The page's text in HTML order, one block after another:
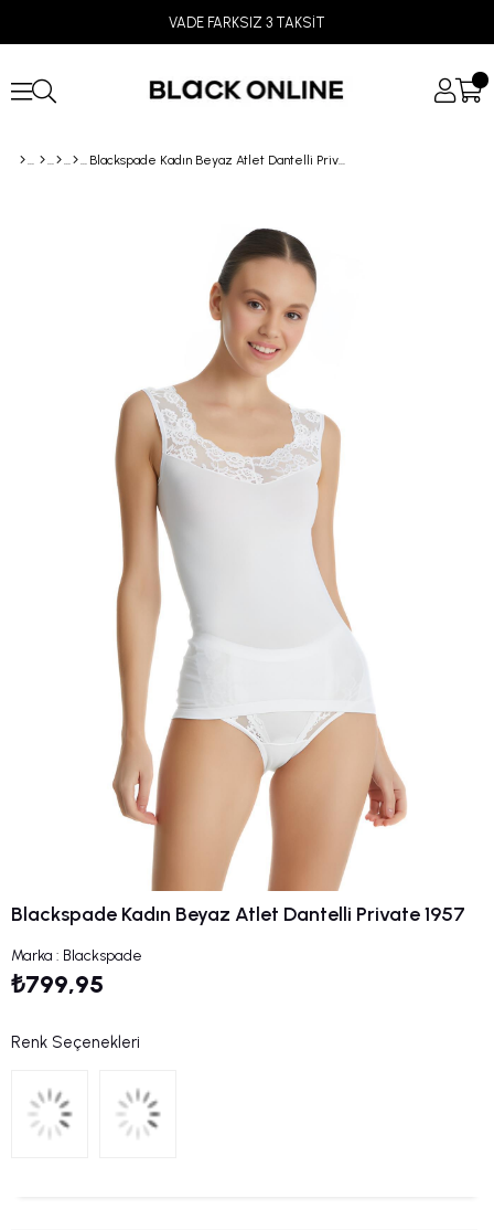
VADE FARKSIZ 3 TAKSİT
Blackspade Kadın Beyaz Atlet Dantelli Private 1957
Blackspade Kadın Beyaz Atlet Dantelli Private 1957
Marka : Blackspade
₺799,95
Renk Seçenekleri